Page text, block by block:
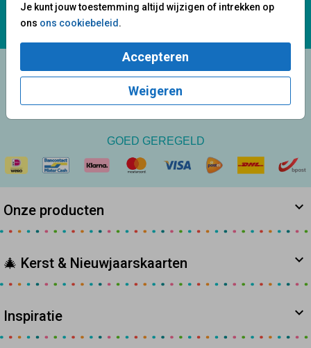
Je kunt jouw toestemming altijd wijzigen of intrekken op
ons ons cookiebeleid .
Accepteren
Weigeren
Mail ons:
info@fuif.nl
9.6
op basis van 8.100+reviews
GOED GEREGELD
Onze producten
🎄 Kerst & Nieuwjaarskaarten
Inspiratie